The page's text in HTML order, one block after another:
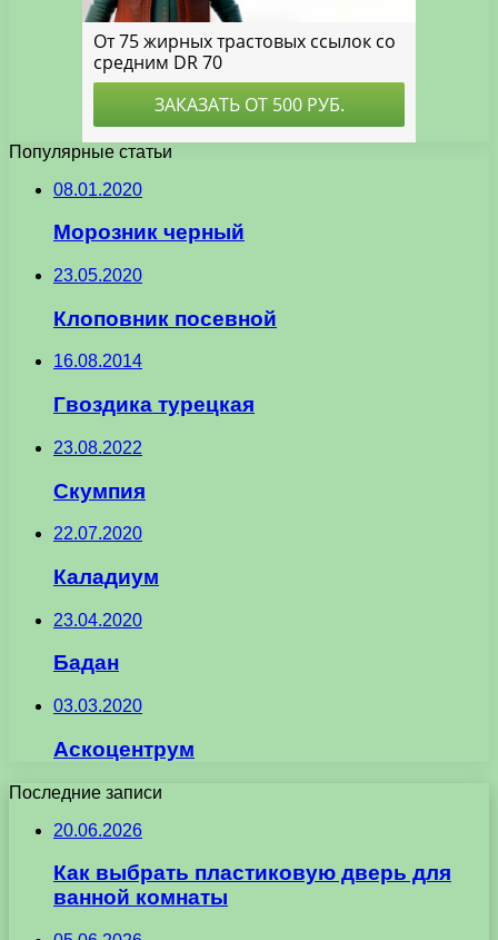
Популярные статьи
08.01.2020
Морозник черный
23.05.2020
Клоповник посевной
16.08.2014
Гвоздика турецкая
23.08.2022
Скумпия
22.07.2020
Каладиум
23.04.2020
Бадан
03.03.2020
Аскоцентрум
Последние записи
20.06.2026
Как выбрать пластиковую дверь для
ванной комнаты